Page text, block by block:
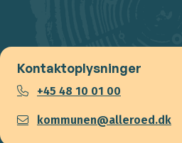
Kontaktoplysninger
+45 48 10 01 00
kommunen@alleroed.dk